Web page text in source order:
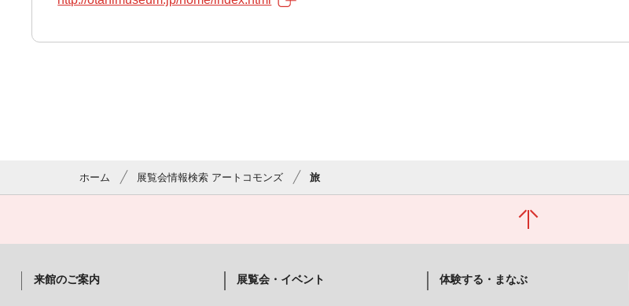
ホーム 展覧会情報検索 アートコモンズ 旅
来館のご案内 展覧会・イベント 体験する・まなぶ